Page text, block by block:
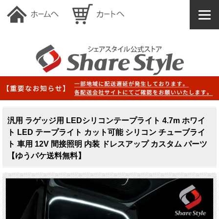
汎用 ラゲッジ用 LEDシリコンテープライト 4.7m ホワイ
ト LED テープライト カット可能 シリコン チューブライ
ト 車用 12V 間接照明 内装 ドレスアップ カスタム パーツ
【ゆうパケ送料無料】